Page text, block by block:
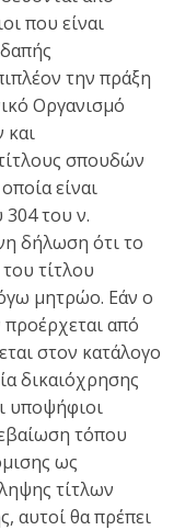
που είναι
την πράξη
Οργανισμό
και
σπουδών
είναι
του ν.
δήλωση ότι το
τίτλου
μητρώο. Εάν ο
από
στον κατάλογο
δικαιόχρησης
υποψήφιοι
τόπου
ως
τίτλων
αυτοί θα πρέπει